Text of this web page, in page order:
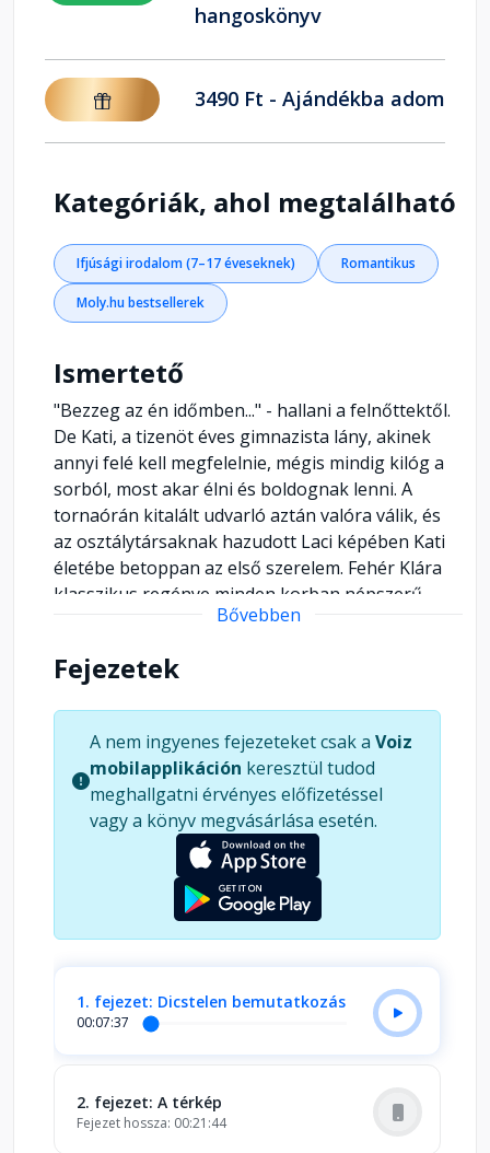
hangoskönyv
3490 Ft - Ajándékba adom
Kategóriák, ahol megtalálható
Ifjúsági irodalom (7–17 éveseknek) Romantikus
Moly.hu bestsellerek
Ismertető
"Bezzeg az én időmben..." - hallani a felnőttektől.
De Kati, a tizenöt éves gimnazista lány, akinek
annyi felé kell megfelelnie, mégis mindig kilóg a
sorból, most akar élni és boldognak lenni. A
tornaórán kitalált udvarló aztán valóra válik, és
az osztálytársaknak hazudott Laci képében Kati
életébe betoppan az első szerelem. Fehér Klára
klasszikus regénye minden korban népszerű,
hiszen a szerelem egyetemes és mindig a
különleges, mert ebben a történetben 1941-et ír
Bővebben
Fejezetek
A nem ingyenes fejezeteket csak a Voiz
mobilapplikáción keresztül tudod
meghallgatni érvényes előfizetéssel
vagy a könyv megvásárlása esetén.
1. fejezet: Dicstelen bemutatkozás
00:07:37
2. fejezet: A térkép
Fejezet hossza: 00:21:44